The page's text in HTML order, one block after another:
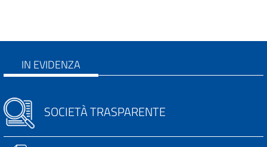
IN EVIDENZA
SOCIETÀ TRASPARENTE